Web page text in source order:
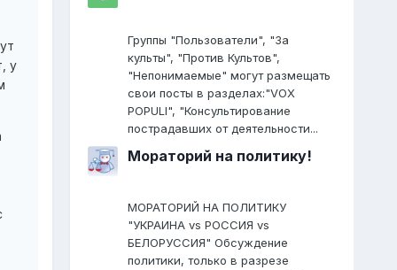
у
Группы "Пользователи", "За
культы", "Против Культов",
"Непонимаемые" могут размещать
свои посты в разделах:"VOX
POPULI", "Консультирование
пострадавших от деятельности...
Мораторий на политику!
МОРАТОРИЙ НА ПОЛИТИКУ
"УКРАИНА vs РОССИЯ vs
БЕЛОРУССИЯ" Обсуждение
политики, только в разрезе